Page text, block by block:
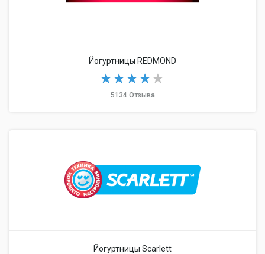
Йогуртницы REDMOND
5134 Отзыва
Йогуртницы Scarlett